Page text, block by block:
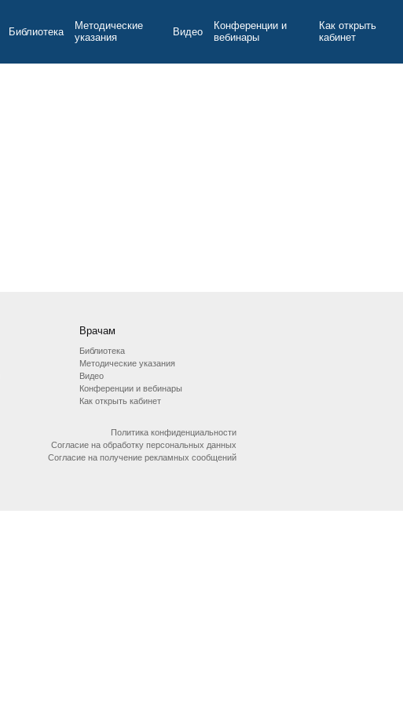
Библиотека
Методические
указания
Видео
Конференции и
вебинары
Как открыть
кабинет
Врачам
Библиотека
Методические указания
Видео
Конференции и вебинары
Как открыть кабинет
Политика конфиденциальности
Согласие на обработку персональных данных
Согласие на получение рекламных сообщений